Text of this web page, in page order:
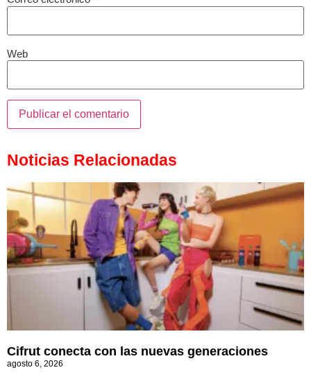
Web
Noticias Relacionadas
Cifrut conecta con las nuevas generaciones
agosto 6, 2026